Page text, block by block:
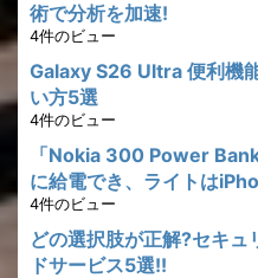
術で分析を加速!
4件のビュー
Galaxy S26 Ultra 便利機
い方5選
4件のビュー
「Nokia 300 Power
に給電でき、ライトは
4件のビュー
どの選択肢が正解?セキ
ドサービス5選!!